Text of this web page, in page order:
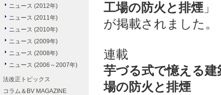
ニュース (2012年)
ニュース (2011年)
ニュース (2010年)
ニュース (2009年)
ニュース (2008年)
ニュース (2006～2007年)
法改正トピックス
コラム＆BV MAGAZINE
工場の防火と排煙 」
が掲載されました。
連載
芋づる式で憶える
場の防火と排煙